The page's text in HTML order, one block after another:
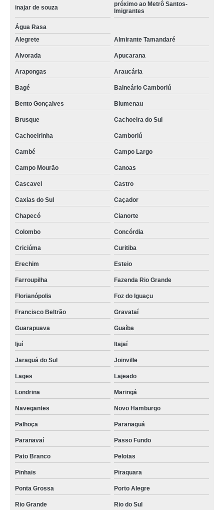
inajar de souza
próximo ao Metrô Santos-
Imigrantes
Água Rasa
Alegrete
Almirante Tamandaré
Alvorada Apucarana
Arapongas Araucária
Bagé Balneário Camboriú
Bento Gonçalves Blumenau
Brusque Cachoeira do Sul
Cachoeirinha Camboriú
Cambé Campo Largo
Campo Mourão Canoas
Cascavel Castro
Caxias do Sul Caçador
Chapecó Cianorte
Colombo Concórdia
Criciúma Curitiba
Erechim Esteio
Farroupilha Fazenda Rio Grande
Florianópolis Foz do Iguaçu
Francisco Beltrão Gravataí
Guarapuava Guaíba
Ijuí Itajaí
Jaraguá do Sul Joinville
Lages Lajeado
Londrina Maringá
Navegantes Novo Hamburgo
Palhoça Paranaguá
Paranavaí Passo Fundo
Pato Branco Pelotas
Pinhais Piraquara
Ponta Grossa Porto Alegre
Rio Grande Rio do Sul